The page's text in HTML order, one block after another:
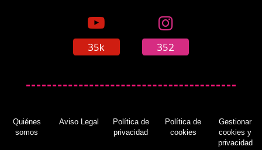
35k 352
Quiénes
somos
Aviso Legal
Política de
privacidad
Política de
cookies
Gestionar
cookies y
privacidad